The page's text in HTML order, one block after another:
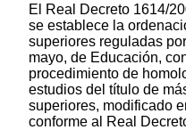
El Real Decreto 1614/
se establece la
superiores reguladas
mayo, de Educación,
procedimiento de
estudios del título de
superiores, modificado
conforme al Real